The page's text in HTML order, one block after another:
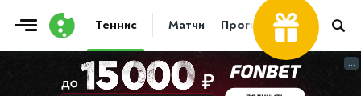
Теннис Матчи Прогнозы Новости
...
...